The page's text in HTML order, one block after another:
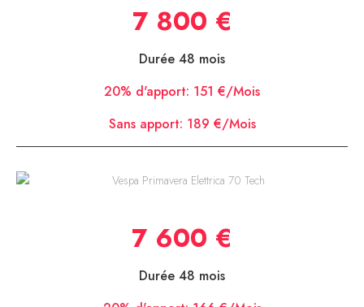
7 800 €
Durée 48 mois
20% d'apport: 151 €/Mois
Sans apport: 189 €/Mois
7 600 €
Durée 48 mois